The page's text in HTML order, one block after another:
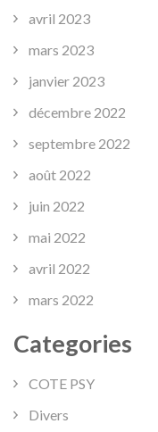
avril 2023
mars 2023
janvier 2023
décembre 2022
septembre 2022
août 2022
juin 2022
mai 2022
avril 2022
mars 2022
Categories
COTE PSY
Divers